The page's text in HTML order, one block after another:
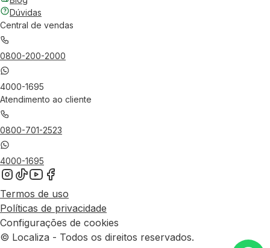
Dúvidas
Central de vendas
0800-200-2000
4000-1695
Atendimento ao cliente
0800-701-2523
4000-1695
Termos de uso
Políticas de privacidade
Configurações de cookies
© Localiza - Todos os direitos reservados.